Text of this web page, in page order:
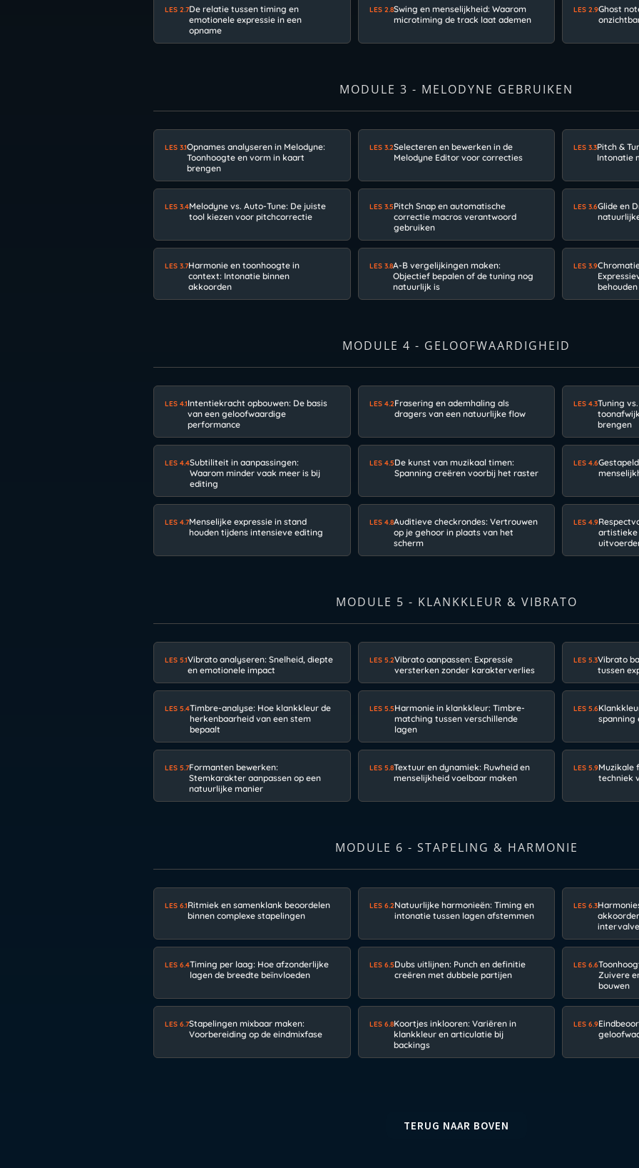
LES 2.7De relatie tussen timing en
emotionele expressie in een
opname
LES 2.8Swing en menselijkheid: Waarom
microtiming de track laat ademen
LES 2.9Ghost
MODULE 3 - MELODYNE GEBRUIKEN
LES 3.1Opnames analyseren in Melodyne:
Toonhoogte en vorm in kaart
brengen
LES 3.2Selecteren en bewerken in de
Melodyne Editor voor correcties
LES 3.3Pitch &
Intonatie
LES 3.4Melodyne vs. Auto-Tune: De juiste
tool kiezen voor pitchcorrectie
LES 3.5Pitch Snap en automatische
correctie macros verantwoord
gebruiken
LES 3.6Glide en
LES 3.7Harmonie en toonhoogte in
context: Intonatie binnen
akkoorden
LES 3.8A-B vergelijkingen maken:
Objectief bepalen of de tuning nog
natuurlijk is
LES 3.9
behouden
MODULE 4 - GELOOFWAARDIGHEID
LES 4.1Intentiekracht opbouwen: De basis
van een geloofwaardige
performance
LES 4.2Frasering en ademhaling als
dragers van een natuurlijke flow
LES 4.3Tuning
brengen
LES 4.4Subtiliteit in aanpassingen:
Waarom minder vaak meer is bij
editing
LES 4.5De kunst van muzikaal timen:
Spanning creëren voorbij het raster
LES 4.6
LES 4.7Menselijke expressie in stand
houden tijdens intensieve editing
LES 4.8Auditieve checkrondes: Vertrouwen
op je gehoor in plaats van het
scherm
LES 4.9
artistieke
MODULE 5 - KLANKKLEUR & VIBRATO
LES 5.1Vibrato analyseren: Snelheid, diepte
en emotionele impact
LES 5.2Vibrato aanpassen: Expressie
versterken zonder karakterverlies
LES 5.3Vibrato
tussen
LES 5.4Timbre-analyse: Hoe klankkleur de
herkenbaarheid van een stem
bepaalt
LES 5.5Harmonie in klankkleur: Timbre-
matching tussen verschillende
lagen
LES 5.6
spanning
LES 5.7Formanten bewerken:
Stemkarakter aanpassen op een
natuurlijke manier
LES 5.8Textuur en dynamiek: Ruwheid en
menselijkheid voelbaar maken
LES 5.9Muzikale
techniek
MODULE 6 - STAPELING & HARMONIE
LES 6.1Ritmiek en samenklank beoordelen
binnen complexe stapelingen
LES 6.2Natuurlijke harmonieën: Timing en
intonatie tussen lagen afstemmen
LES 6.3
LES 6.4Timing per laag: Hoe afzonderlijke
lagen de breedte beïnvloeden
LES 6.5Dubs uitlijnen: Punch en definitie
creëren met dubbele partijen
LES 6.6
Zuivere
bouwen
LES 6.7Stapelingen mixbaar maken:
Voorbereiding op de eindmixfase
LES 6.8Koortjes inklooren: Variëren in
klankkleur en articulatie bij
backings
LES 6.9
TERUG NAAR BOVEN